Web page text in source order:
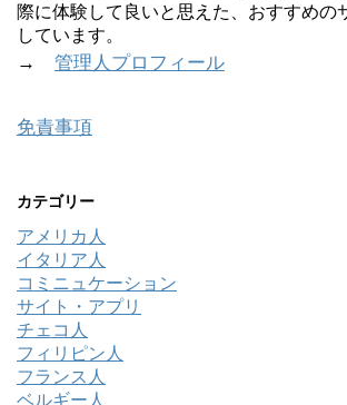
際に体験して良いと思えた、おすすめの
しています。
→ 管理人プロフィール
免責事項
カテゴリー
アメリカ人
イタリア人
コミニュケーション
サイト・アプリ
チェコ人
フィリピン人
フランス人
ベルギー人